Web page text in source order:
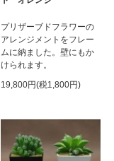
プリザーブドフラワーの
アレンジメントをフレー
ムに納ました。壁にもか
けられます。
19,800円(税1,800円)